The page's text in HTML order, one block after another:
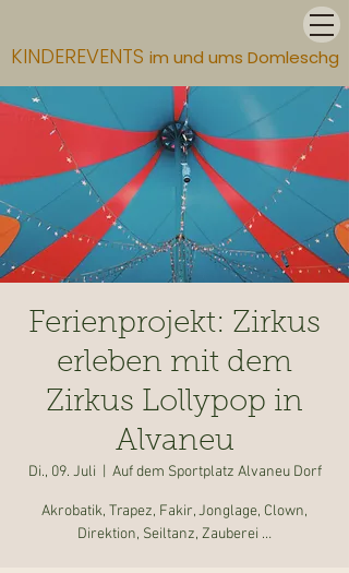
KINDEREVENTS im und ums Domleschg
Ferienprojekt: Zirkus
erleben mit dem
Zirkus Lollypop in
Alvaneu
Di., 09. Juli Auf dem Sportplatz Alvaneu Dorf
Akrobatik, Trapez, Fakir, Jonglage, Clown,
Direktion, Seiltanz, Zauberei …